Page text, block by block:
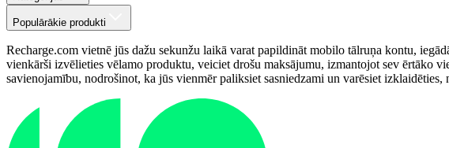
Populārākie produkti
Recharge.com vietnē jūs dažu sekunžu laikā varat papildināt mobilo tālruņa kontu,
vienkārši izvēlieties vēlamo produktu, veiciet drošu maksājumu, izmantojot sev ērtāko
savienojamību, nodrošinot, ka jūs vienmēr paliksiet sasniedzami un varēsiet izklaidēties,